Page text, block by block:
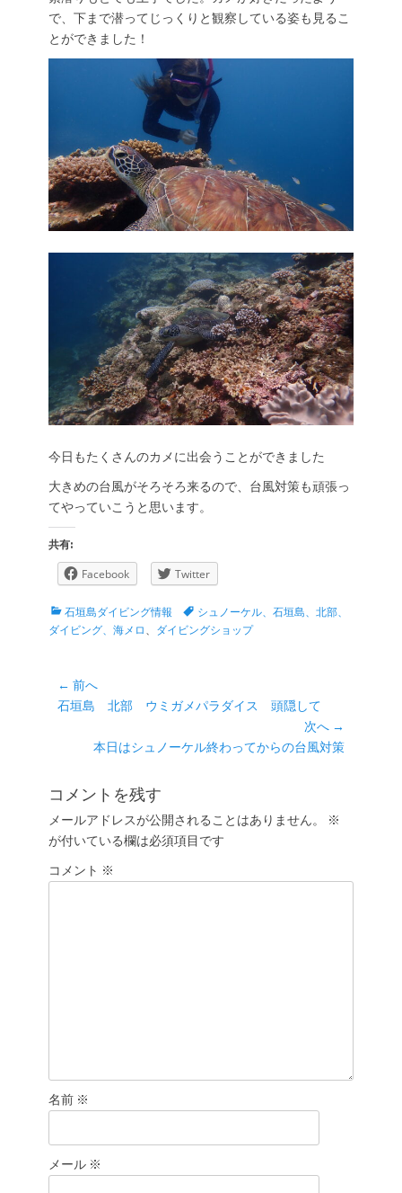
で、下まで潜ってじっくりと観察している姿も見るこ
とができました！
今日もたくさんのカメに出会うことができました
大きめの台風がそろそろ来るので、台風対策も頑張っ
てやっていこうと思います。
共有:
Facebook Twitter
カ
テ
石垣島ダイビング情報
タ
グ
シュノーケル、石垣島、北部、
ダイビング、海メロ 、 ダイビングショップ
投
稿
ー
シ
ョ
ン
← 前へ
前
石垣島 北部 ウミガメパラダイス 頭隠して
次へ →
投
本日はシュノーケル終わってからの台風対策
コメントを残す
メールアドレスが公開されることはありません。
※
が付いている欄は必須項目です
コメント ※
名前 ※
メール ※